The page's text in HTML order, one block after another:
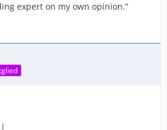
expert on my own opinion.”